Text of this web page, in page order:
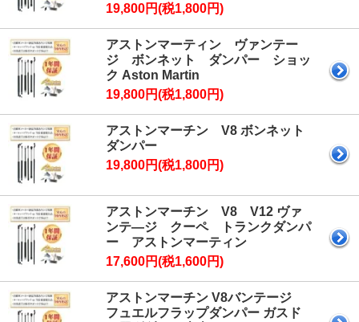
19,800円(税1,800円)
アストンマーティン ヴァンテー
ジ ボンネット ダンパー ショッ
ク Aston Martin
19,800円(税1,800円)
アストンマーチン V8 ボンネット
ダンパー
19,800円(税1,800円)
アストンマーチン V8 V12 ヴァ
ンテ―ジ クーペ トランクダンパ
ー アストンマーティン
17,600円(税1,600円)
アストンマーチン V8バンテージ
フュエルフラップダンパー ガスド